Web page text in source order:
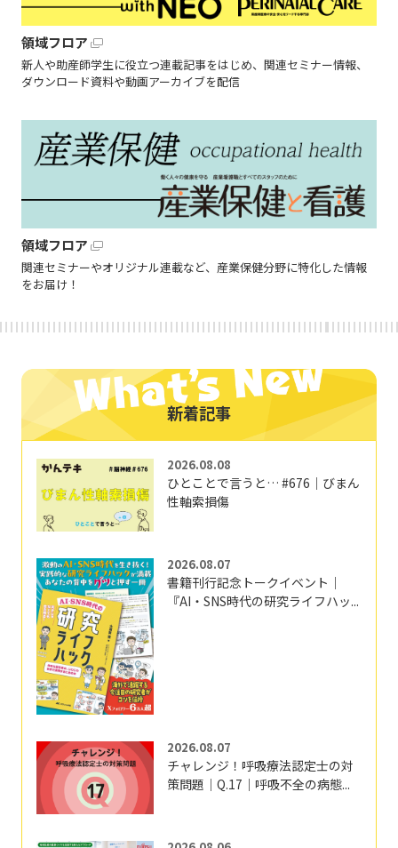
領域フロア
新人や助産師学生に役立つ連載記事をはじめ、関連セミナー情報、
ダウンロード資料や動画アーカイブを配信
領域フロア
関連セミナーやオリジナル連載など、産業保健分野に特化した情報
をお届け！
新着記事
2026.08.08
ひとことで言うと… #676｜びまん
性軸索損傷
2026.08.07
書籍刊行記念トークイベント｜
『AI・SNS時代の研究ライフハッ...
2026.08.07
チャレンジ！呼吸療法認定士の対
策問題｜Q.17｜呼吸不全の病態...